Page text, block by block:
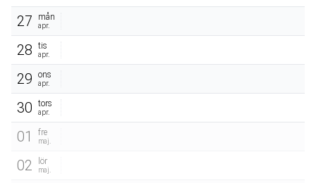
27 mån
apr.
28 tis
apr.
29 ons
apr.
30 tors
apr.
01 fre
maj.
02 lör
maj.